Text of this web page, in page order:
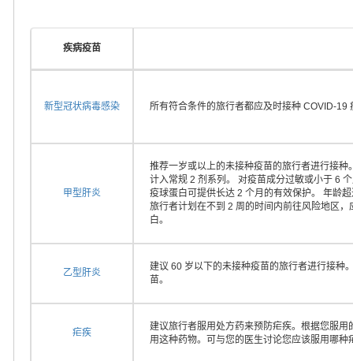
疾病疫苗
新型冠状病毒感染 所有符合条件的旅行者都应及时接种 COVID-19
甲型肝炎
推荐一岁或以上的未接种疫苗的旅行者进行接
计入常规 2 剂系列。 对疫苗成分过敏或小于 6
疫球蛋白可提供长达 2 个月的有效保护。 年龄
旅行者计划在不到 2 周的时间内前往风险地区
白。
乙型肝炎
建议 60 岁以下的未接种疫苗的旅行者进行接种
苗。
疟疾
建议旅行者服用处方药来预防疟疾。根据您服
用这种药物。可与您的医生讨论您应该服用哪种